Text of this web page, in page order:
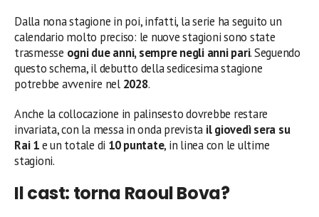
Dalla nona stagione in poi, infatti, la serie ha seguito un
calendario molto preciso: le nuove stagioni sono state
trasmesse ogni due anni, sempre negli anni pari. Seguendo
questo schema, il debutto della sedicesima stagione
potrebbe avvenire nel 2028.
Anche la collocazione in palinsesto dovrebbe restare
invariata, con la messa in onda prevista il giovedì sera su
Rai 1e un totale di 10 puntate, in linea con le ultime
stagioni.
Il cast: torna Raoul Bova?